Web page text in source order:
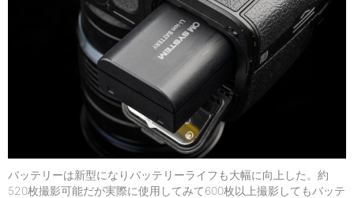
バッテリーは新型になりバッテリーライフも大幅に向上した。約
520枚撮影可能だが実際に使用してみて600枚以上撮影してもバッテ